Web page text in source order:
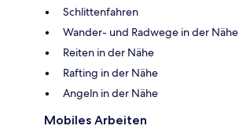
Schlittenfahren
Wander- und Radwege in der Nähe
Reiten in der Nähe
Rafting in der Nähe
Angeln in der Nähe
Mobiles Arbeiten